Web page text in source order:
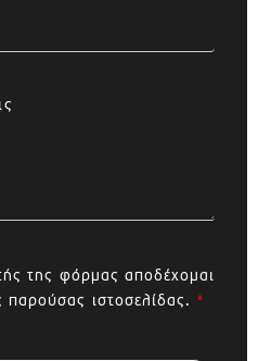
της φόρμας αποδέχομαι
παρούσας ιστοσελίδας. *